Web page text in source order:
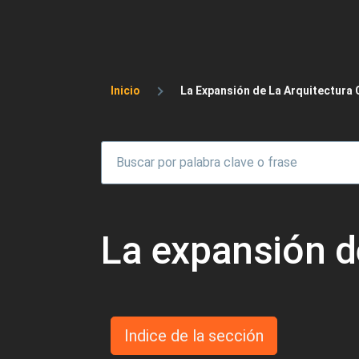
Sobrescribir enlaces
Inicio La Expansión de La Arquitectura
La expansión
Indice de la sección